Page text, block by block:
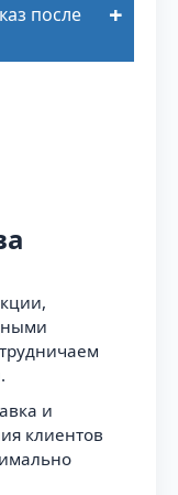
после
и
клиентов